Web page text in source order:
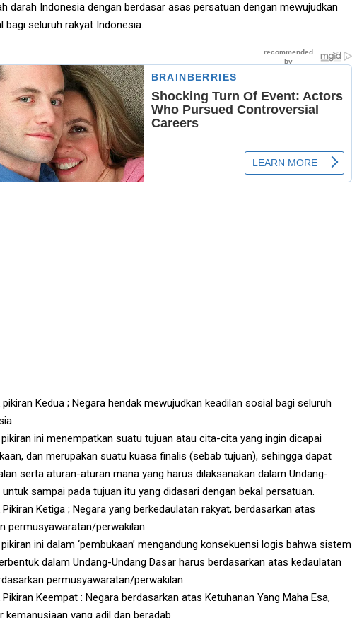
darah Indonesia dengan berdasar asas persatuan dengan mewujudkan
bagi seluruh rakyat Indonesia.
Kedua ; Negara hendak mewujudkan keadilan sosial bagi seluruh
ini menempatkan suatu tujuan atau cita-cita yang ingin dicapai
dan merupakan suatu kuasa finalis (sebab tujuan), sehingga dapat
serta aturan-aturan mana yang harus dilaksanakan dalam Undang-
untuk sampai pada tujuan itu yang didasari dengan bekal persatuan.
Ketiga ; Negara yang berkedaulatan rakyat, berdasarkan atas
permusyawaratan/perwakilan.
ini dalam ‘pembukaan’ mengandung konsekuensi logis bahwa sistem
dalam Undang-Undang Dasar harus berdasarkan atas kedaulatan
permusyawaratan/perwakilan
Keempat : Negara berdasarkan atas Ketuhanan Yang Maha Esa,
kemanusiaan yang adil dan beradab